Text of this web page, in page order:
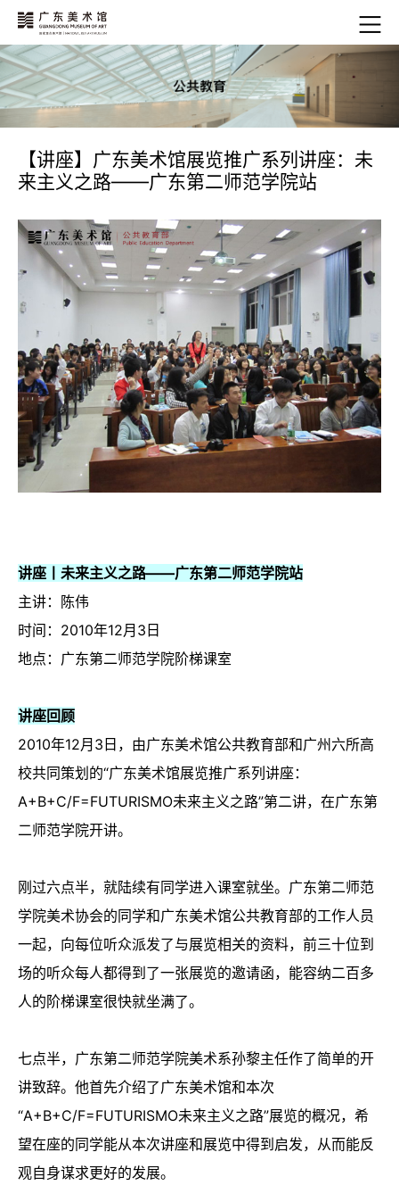
【讲座】广东美术馆展览推广系列讲座：未
来主义之路——广东第二师范学院站
讲座丨未来主义之路——广东第二师范学院站
主讲：陈伟
时间：2010年12月3日
地点：广东第二师范学院阶梯课室
讲座回顾
2010年12月3日，由广东美术馆公共教育部和广州六所高
校共同策划的“广东美术馆展览推广系列讲座：
A+B+C/F=FUTURISMO未来主义之路”第二讲，在广东第
二师范学院开讲。
刚过六点半，就陆续有同学进入课室就坐。广东第二师范
学院美术协会的同学和广东美术馆公共教育部的工作人员
一起，向每位听众派发了与展览相关的资料，前三十位到
场的听众每人都得到了一张展览的邀请函，能容纳二百多
人的阶梯课室很快就坐满了。
七点半，广东第二师范学院美术系孙黎主任作了简单的开
讲致辞。他首先介绍了广东美术馆和本次
“A+B+C/F=FUTURISMO未来主义之路”展览的概况，希
望在座的同学能从本次讲座和展览中得到启发，从而能反
观自身谋求更好的发展。